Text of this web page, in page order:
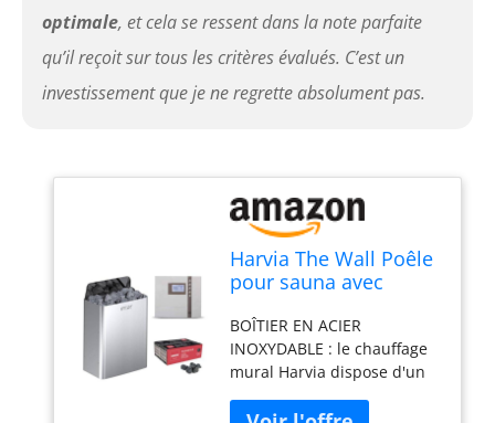
optimale, et cela se ressent dans la note parfaite
qu’il reçoit sur tous les critères évalués. C’est un
investissement que je ne regrette absolument pas.
Harvia The Wall Poêle
pour sauna avec
et pierres de sauna
400 V (chromé, 6 kW)
BOÎTIER EN ACIER
INOXYDABLE : le chauffage
mural Harvia dispose d'un
robuste et élégant qui